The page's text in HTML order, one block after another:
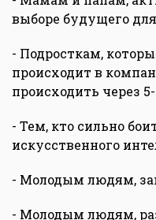
выборе будущего
- Подросткам,
происходит в
происходить через 5-
- Тем, кто сильно
искусственного
- Молодым людям,
- Молодым людям,